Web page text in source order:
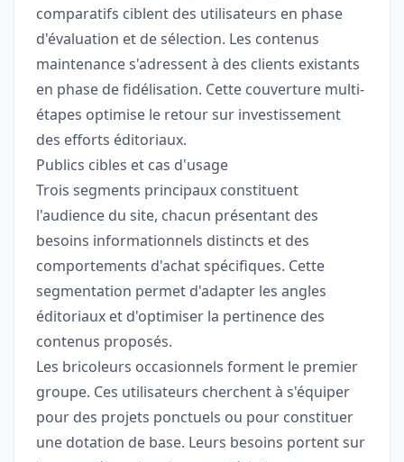
comparatifs ciblent des utilisateurs en phase
d'évaluation et de sélection. Les contenus
maintenance s'adressent à des clients existants
en phase de fidélisation. Cette couverture multi-
étapes optimise le retour sur investissement
des efforts éditoriaux.
Publics cibles et cas d'usage
Trois segments principaux constituent
l'audience du site, chacun présentant des
besoins informationnels distincts et des
comportements d'achat spécifiques. Cette
segmentation permet d'adapter les angles
éditoriaux et d'optimiser la pertinence des
contenus proposés.
Les bricoleurs occasionnels forment le premier
groupe. Ces utilisateurs cherchent à s'équiper
pour des projets ponctuels ou pour constituer
une dotation de base. Leurs besoins portent sur